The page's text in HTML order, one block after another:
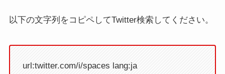
以下の文字列をコピペしてTwitter検索してください。
url:twitter.com/i/spaces lang:ja